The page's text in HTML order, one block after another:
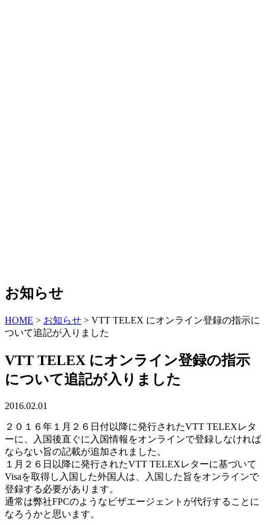
お知らせ
HOME > お知らせ > VTT TELEX にオンライン登録の指示に
ついて追記が入りました
VTT TELEX にオンライン登録の指示
について追記が入りました
2016.02.01
２０１６年１月２６日付以降に発行されたVTT TELEXレタ
ーに、入国後直ぐに入国情報をオンラインで登録しなければ
ならない旨の記載が追加されました。
１月２６日以降に発行されたVTT TELEXレターに基づいて
Visaを取得し入国した外国人は、入国した旨をオンラインで
登録する必要があります。
通常は弊社FPCのようなビザエージェントが代行することに
なろうかと思います。